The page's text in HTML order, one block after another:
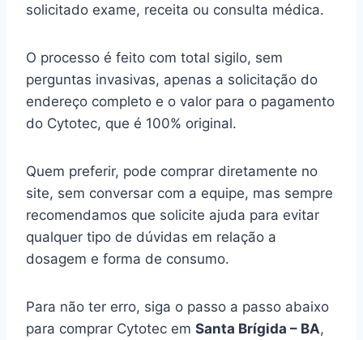
solicitado exame, receita ou consulta médica.
O processo é feito com total sigilo, sem
perguntas invasivas, apenas a solicitação do
endereço completo e o valor para o pagamento
do Cytotec, que é 100% original.
Quem preferir, pode comprar diretamente no
site, sem conversar com a equipe, mas sempre
recomendamos que solicite ajuda para evitar
qualquer tipo de dúvidas em relação a
dosagem e forma de consumo.
Para não ter erro, siga o passo a passo abaixo
para comprar Cytotec em Santa Brígida – BA,